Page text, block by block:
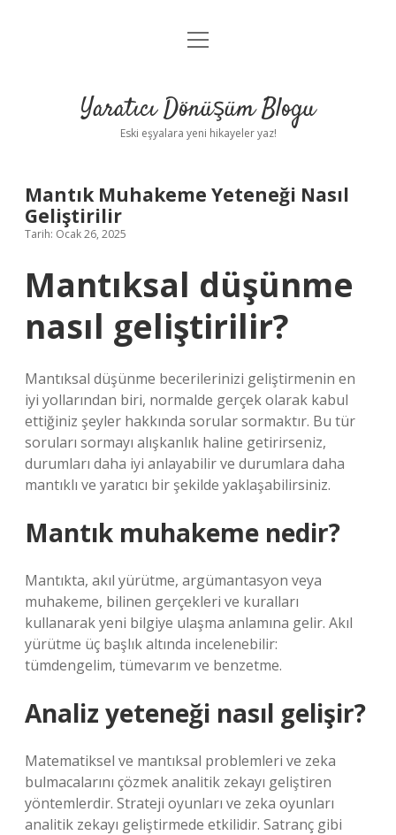
Anasayfa
Yasal Uyarı
menüyü
Yaratıcı Dönüşüm Blogu
Eski eşyalara yeni hikayeler yaz!
Mantık Muhakeme Yeteneği Nasıl
Geliştirilir
Tarih: Ocak 26, 2025
Mantıksal düşünme
nasıl geliştirilir?
Mantıksal düşünme becerilerinizi geliştirmenin en
iyi yollarından biri, normalde gerçek olarak kabul
ettiğiniz şeyler hakkında sorular sormaktır. Bu tür
soruları sormayı alışkanlık haline getirirseniz,
durumları daha iyi anlayabilir ve durumlara daha
mantıklı ve yaratıcı bir şekilde yaklaşabilirsiniz.
Mantık muhakeme nedir?
Mantıkta, akıl yürütme, argümantasyon veya
muhakeme, bilinen gerçekleri ve kuralları
kullanarak yeni bilgiye ulaşma anlamına gelir. Akıl
yürütme üç başlık altında incelenebilir:
tümdengelim, tümevarım ve benzetme.
Analiz yeteneği nasıl gelişir?
Matematiksel ve mantıksal problemleri ve zeka
bulmacalarını çözmek analitik zekayı geliştiren
yöntemlerdir. Strateji oyunları ve zeka oyunları
analitik zekayı geliştirmede etkilidir. Satranç gibi